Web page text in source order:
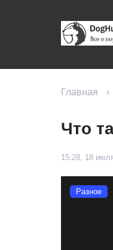
Главная ›
Что
15:28, 18
Разное